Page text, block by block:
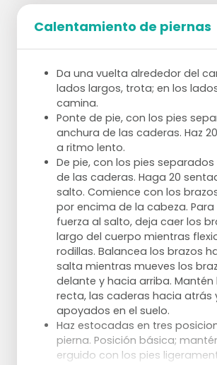
antepié!)
tocar con el pie derecho fuera
la escalera y colocarlo en el
compartimento (movimiento
cuerpo)
luego tocar con el pie izquierdo
suelo de la escalera y colocarlo
siguiente sección
escalón; cojear con los 2 pies
Ejercicio 4
empezar al lado de la
dedos de los pies apuntando
escalera
paso con ambos pies en la
sección y paso lateral a la
sección
luego de nuevo hacia atrás
escalera
paso al lado de la escalera en
la siguiente sección y paso
nuevo con ambos pies en la
Paso; cojear con 1 pie en el escalón
Calentamiento de piernas
Da una vuelta alrededor del
lados largos, trota; en los
camina.
Ponte de pie, con los pies
anchura de las caderas. Haz
a ritmo lento.
De pie, con los pies
de las caderas. Haga 20
salto. Comience con los
por encima de la cabeza.
fuerza al salto, deja caer los
largo del cuerpo mientras
rodillas. Balancea los brazos
salta mientras mueves los
delante y hacia arriba.
recta, las caderas hacia atrás
apoyados en el suelo.
Haz estocadas en tres
pierna. Posición básica;
erguido con los pies